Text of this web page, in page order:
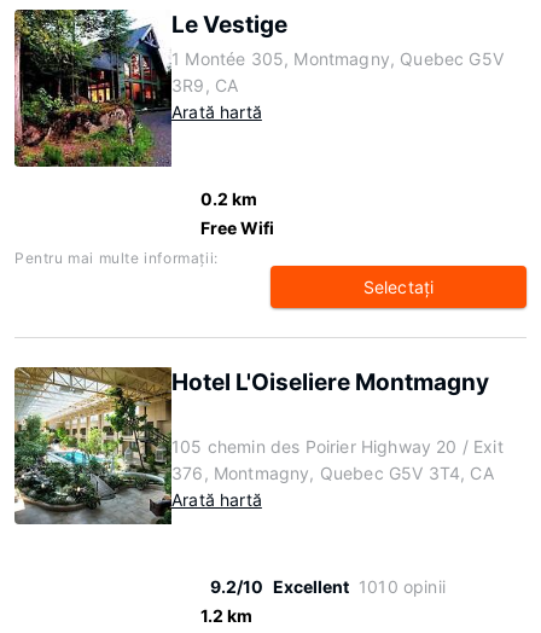
Le Vestige
1 Montée 305, Montmagny, Quebec G5V
3R9, CA
Arată hartă
0.2 km
Free Wifi
Pentru mai multe informaţii:
Selectaţi
Hotel L'Oiseliere Montmagny
105 chemin des Poirier Highway 20 / Exit
376, Montmagny, Quebec G5V 3T4, CA
Arată hartă
9.2/10 Excellent 1010 opinii
1.2 km